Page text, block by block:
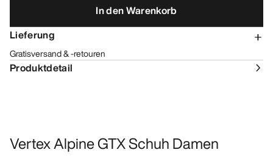
In den Warenkorb
Lieferung
Gratisversand & -retouren
Produktdetail
Vertex Alpine GTX Schuh Damen